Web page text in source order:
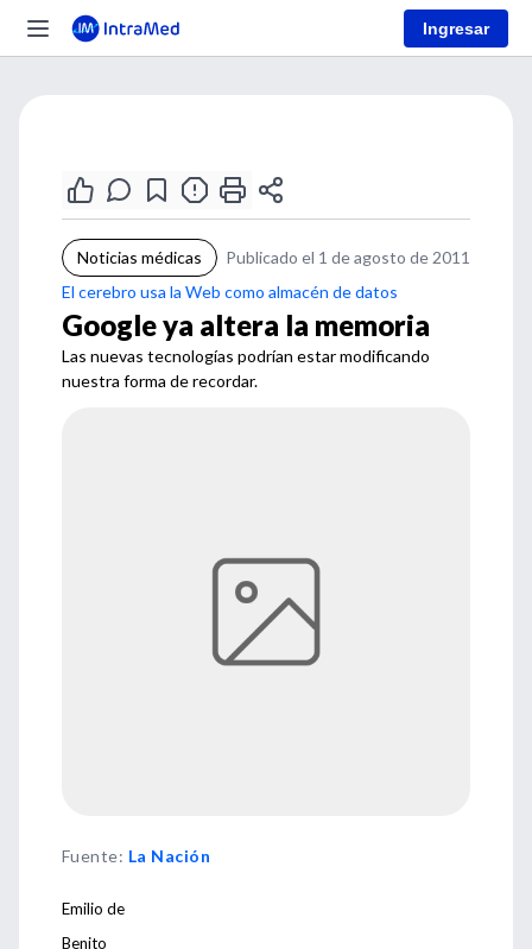
Ingresar
Noticias médicas
Publicado el 1 de agosto de 2011
El cerebro usa la Web como almacén de datos
Google ya altera la memoria
Las nuevas tecnologías podrían estar modificando
nuestra forma de recordar.
Fuente: La Nación
Emilio de
Benito